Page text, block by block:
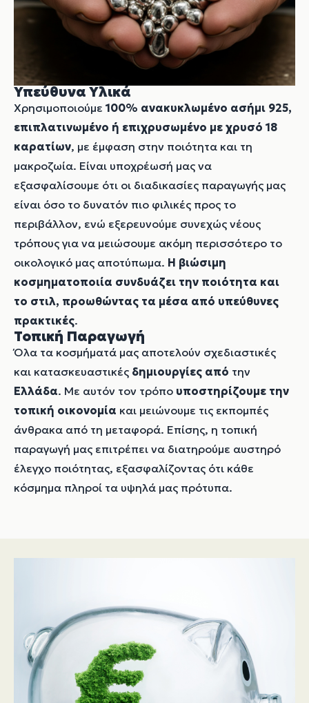
Υπεύθυνα Υλικά
Χρησιμοποιούμε 100% ανακυκλωμένο ασήμι 925,
επιπλατινωμένο ή επιχρυσωμένο με χρυσό 18
καρατίων, με έμφαση στην ποιότητα και τη
μακροζωία. Είναι υποχρέωσή μας να
εξασφαλίσουμε ότι οι διαδικασίες παραγωγής μας
είναι όσο το δυνατόν πιο φιλικές προς το
περιβάλλον, ενώ εξερευνούμε συνεχώς νέους
τρόπους για να μειώσουμε ακόμη περισσότερο το
οικολογικό μας αποτύπωμα. Η βιώσιμη
κοσμηματοποιία συνδυάζει την ποιότητα και
το στιλ, προωθώντας τα μέσα από υπεύθυνες
πρακτικές.
Τοπική Παραγωγή
Όλα τα κοσμήματά μας αποτελούν σχεδιαστικές
και κατασκευαστικές δημιουργίες από την
Ελλάδα. Με αυτόν τον τρόπο υποστηρίζουμε την
τοπική οικονομία και μειώνουμε τις εκπομπές
άνθρακα από τη μεταφορά. Επίσης, η τοπική
παραγωγή μας επιτρέπει να διατηρούμε αυστηρό
έλεγχο ποιότητας, εξασφαλίζοντας ότι κάθε
κόσμημα πληροί τα υψηλά μας πρότυπα.